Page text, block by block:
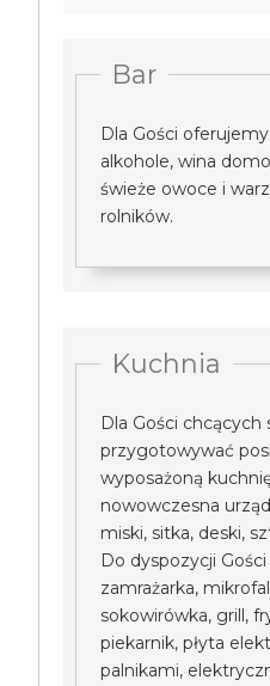
Bar
Dla Gości
alkohole, wina
świeże owoce i
rolników.
Kuchnia
Dla Gości chcących
przygotowywać
wyposażoną
nowowczesna
miski, sitka, deski,
Do dyspozycji
zamrażarka,
sokowirówka, grill,
piekarnik, płyta
palnikami,